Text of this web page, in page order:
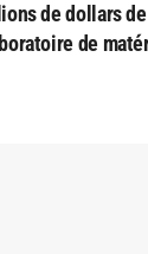
de dollars
de